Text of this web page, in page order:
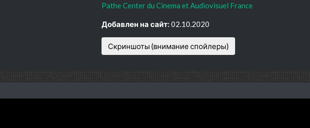
Pathe Center du Cinema et Audiovisuel France
Добавлен на сайт: 02.10.2020
Скриншоты (внимание спойлеры)